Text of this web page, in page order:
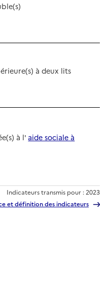
à deux lits
à l' aide sociale à
Indicateurs transmis pour : 2023
et définition des indicateurs